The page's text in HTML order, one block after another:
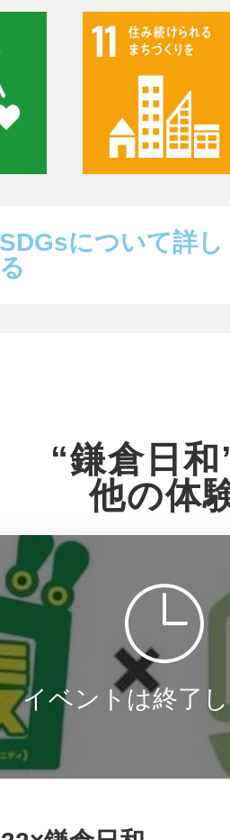
SDGsについて詳し
る
“鎌倉日和
他の体
イベントは終了
鎌倉
八女
滋賀県